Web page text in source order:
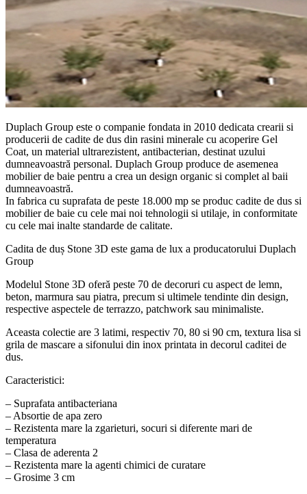
Duplach Group este o companie fondata in 2010 dedicata crearii si
producerii de cadite de dus din rasini minerale cu acoperire Gel
Coat, un material ultrarezistent, antibacterian, destinat uzului
dumneavoastră personal. Duplach Group produce de asemenea
mobilier de baie pentru a crea un design organic si complet al baii
dumneavoastră.
In fabrica cu suprafata de peste 18.000 mp se produc cadite de dus si
mobilier de baie cu cele mai noi tehnologii si utilaje, in conformitate
cu cele mai inalte standarde de calitate.
Cadita de duș Stone 3D este gama de lux a producatorului Duplach
Group
Modelul Stone 3D oferă peste 70 de decoruri cu aspect de lemn,
beton, marmura sau piatra, precum si ultimele tendinte din design,
respective aspectele de terrazzo, patchwork sau minimaliste.
Aceasta colectie are 3 latimi, respectiv 70, 80 si 90 cm, textura lisa si
grila de mascare a sifonului din inox printata in decorul caditei de
dus.
Caracteristici:
– Suprafata antibacteriana
– Absortie de apa zero
– Rezistenta mare la zgarieturi, socuri si diferente mari de
temperatura
– Clasa de aderenta 2
– Rezistenta mare la agenti chimici de curatare
– Grosime 3 cm